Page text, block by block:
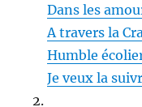
Dans les
A travers la
Humble
Je veux la